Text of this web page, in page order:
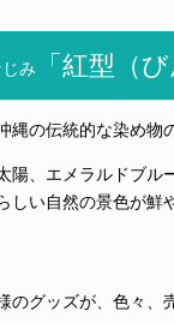
み 「 紅型（び
縄の伝統的な染め物
陽、エメラルドブル
しい自然の景色が鮮
のグッズが、色々、